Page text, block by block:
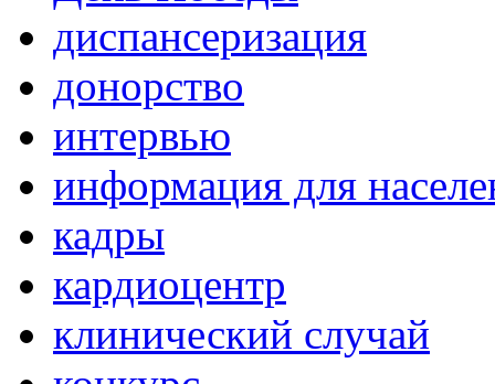
диспансеризация
донорство
интервью
информация для
кадры
кардиоцентр
клинический случай